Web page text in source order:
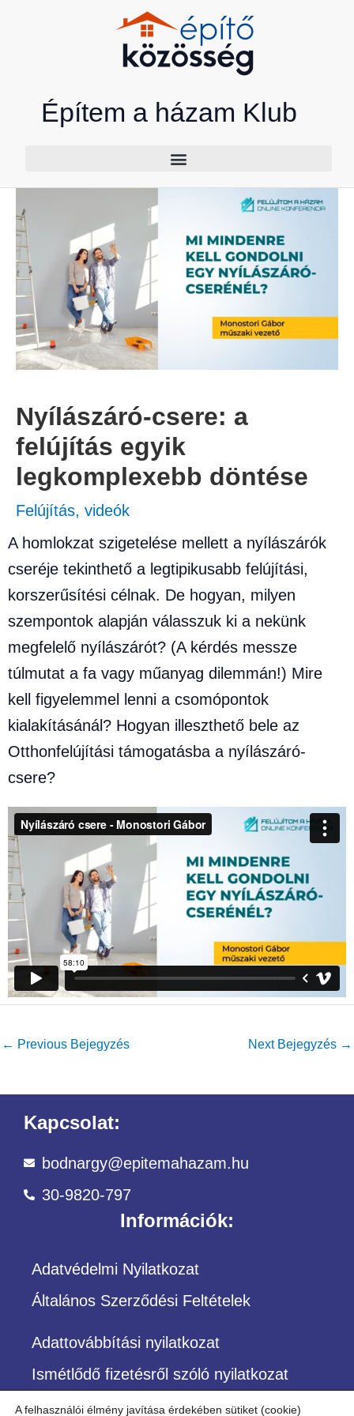
Építem a házam Klub
Nyílászáró-csere: a
felújítás egyik
legkomplexebb döntése
Felújítás, videók
A homlokzat szigetelése mellett a nyílászárók
cseréje tekinthető a legtipikusabb felújítási,
korszerűsítési célnak. De hogyan, milyen
szempontok alapján válasszuk ki a nekünk
megfelelő nyílászárót? (A kérdés messze
túlmutat a fa vagy műanyag dilemmán!) Mire
kell figyelemmel lenni a csomópontok
kialakításánál? Hogyan illeszthető bele az
Otthonfelújítási támogatásba a nyílászáró-
csere?
← Previous Bejegyzés Next Bejegyzés →
Kapcsolat:
bodnargy@epitemahazam.hu
30-9820-797
Információk:
Adatvédelmi Nyilatkozat
Általános Szerződési Feltételek
Adattovábbítási nyilatkozat
Ismétlődő fizetésről szóló nyilatkozat
A felhasználói élmény javítása érdekében sütiket (cookie)